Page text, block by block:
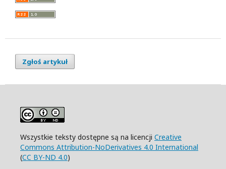
Zgłoś artykuł
Wszystkie teksty dostępne są na licencji Creative
Commons Attribution-NoDerivatives 4.0 International
(CC BY-ND 4.0)